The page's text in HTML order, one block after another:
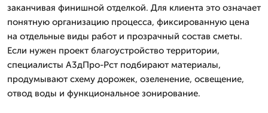
заканчивая финишной отделкой. Для клиента это означает
понятную организацию процесса, фиксированную цена
на отдельные виды работ и прозрачный состав сметы.
Если нужен проект благоустройство территории,
специалисты А3дПро-Рст подбирают материалы,
продумывают схему дорожек, озеленение, освещение,
отвод воды и функциональное зонирование.